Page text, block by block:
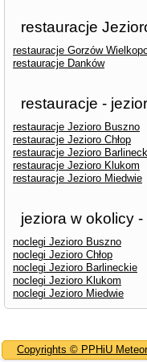
restauracje
restauracje Gorzów
restauracje Danków
restauracje -
restauracje Jezioro Buszno
restauracje Jezioro Chłop
restauracje Jezioro
restauracje Jezioro Klukom
restauracje Jezioro Miedwie
jeziora w okolicy -
noclegi Jezioro Buszno
noclegi Jezioro Chłop
noclegi Jezioro Barlineckie
noclegi Jezioro Klukom
noclegi Jezioro Miedwie
Copyrights © PPHiU